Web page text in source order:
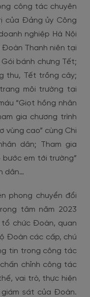
công tác chuyên
của Đảng ủy Công
nghiệp Hà Nội
Thanh niên tại
bánh chưng Tết;
thu, Tết trồng cây;
môi trường tại
“Giọt hồng nhân
gia chương trình
vùng cao” cùng Chi
dân; Tham gia
bước em tới trường”
dân…
phong chuyển đổi
tâm năm 2023
chức Đoàn, quan
Đoàn các cấp, chú
tin trong công tác
chỉnh công tác
vai trò, thực hiện
sát của Đoàn.